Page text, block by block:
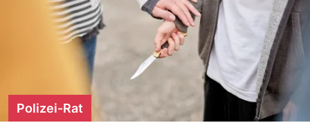
Polizei-Rat